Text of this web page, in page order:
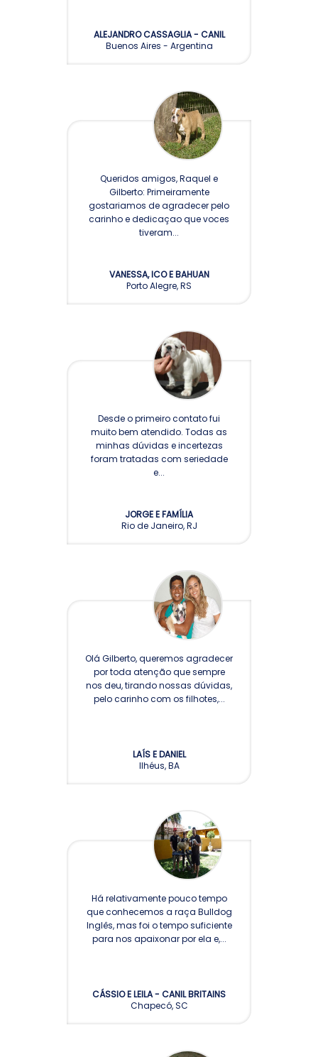
ALEJANDRO CASSAGLIA - CANIL
HOOLIGANS BULL
Buenos Aires - Argentina
Queridos amigos, Raquel e
Gilberto: Primeiramente
gostariamos de agradecer pelo
carinho e dedicaçao que voces
tiveram...
VANESSA, ICO E BAHUAN
Porto Alegre, RS
Desde o primeiro contato fui
muito bem atendido. Todas as
minhas dúvidas e incertezas
foram tratadas com seriedade
e...
JORGE E FAMÍLIA
Rio de Janeiro, RJ
Olá Gilberto, queremos agradecer
por toda atenção que sempre
nos deu, tirando nossas dúvidas,
pelo carinho com os filhotes,...
LAÍS E DANIEL
Ilhéus, BA
Há relativamente pouco tempo
que conhecemos a raça Bulldog
Inglês, mas foi o tempo suficiente
para nos apaixonar por ela e,...
CÁSSIO E LEILA - CANIL BRITAINS
BULL’S
Chapecó, SC